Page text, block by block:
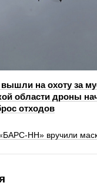
на охоту за
области дроны
отходов
НН» вручили